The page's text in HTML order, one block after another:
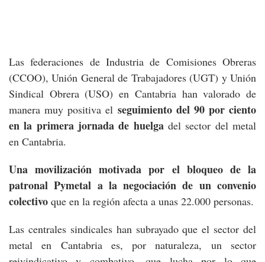
Las federaciones de Industria de Comisiones Obreras
(CCOO), Unión General de Trabajadores (UGT) y Unión
Sindical Obrera (USO) en Cantabria han valorado de
manera muy positiva el seguimiento del 90 por ciento
en la primera jornada de huelgadel sector del metal
en Cantabria.
Una movilización motivada por el bloqueo de la
patronal Pymetal a la negociación de un convenio
colectivo que en la región afecta a unas 22.000 personas.
Las centrales sindicales han subrayado que el sector del
metal en Cantabria es, por naturaleza, un sector